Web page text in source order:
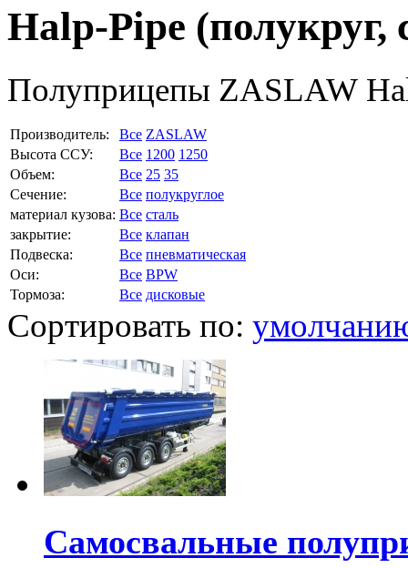
Halp-Pipe (полукруг,
Полуприцепы ZASLAW
Производитель: Все ZASLAW
Высота ССУ:
Все 1200 1250
Объем:
Все 25 35
Сечение:
Все полукруглое
материал кузова: Все сталь
закрытие:
Все клапан
Подвеска:
Все пневматическая
Оси:
Все BPW
Тормоза:
Все дисковые
Сортировать по:
Самосвальные